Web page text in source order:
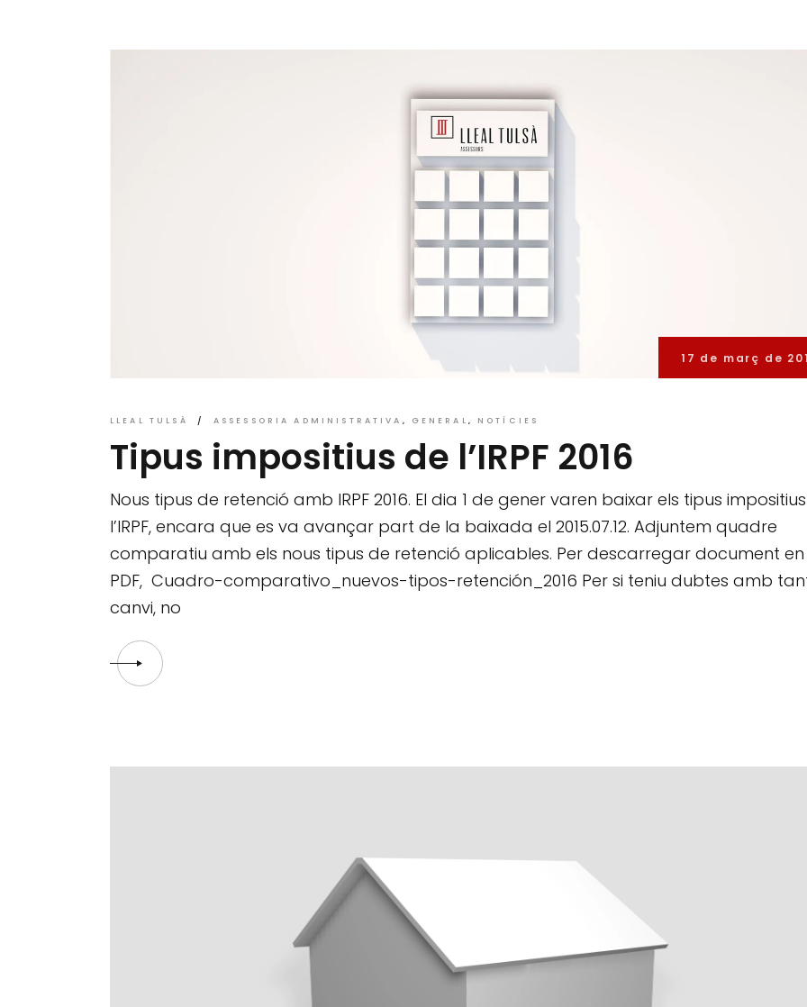
17 de març de
LLEAL TULSÀ ASSESSORIA ADMINISTRATIVA GENERAL NOTÍCIES
Tipus impositius de l’IRPF 2016
Nous tipus de retenció amb IRPF 2016. El dia 1 de gener varen baixar els tipus
l’IRPF, encara que es va avançar part de la baixada el 2015.07.12. Adjuntem quadre
comparatiu amb els nous tipus de retenció aplicables. Per descarregar document en
PDF, Cuadro-comparativo_nuevos-tipos-retención_2016 Per si teniu dubtes amb
canvi, no